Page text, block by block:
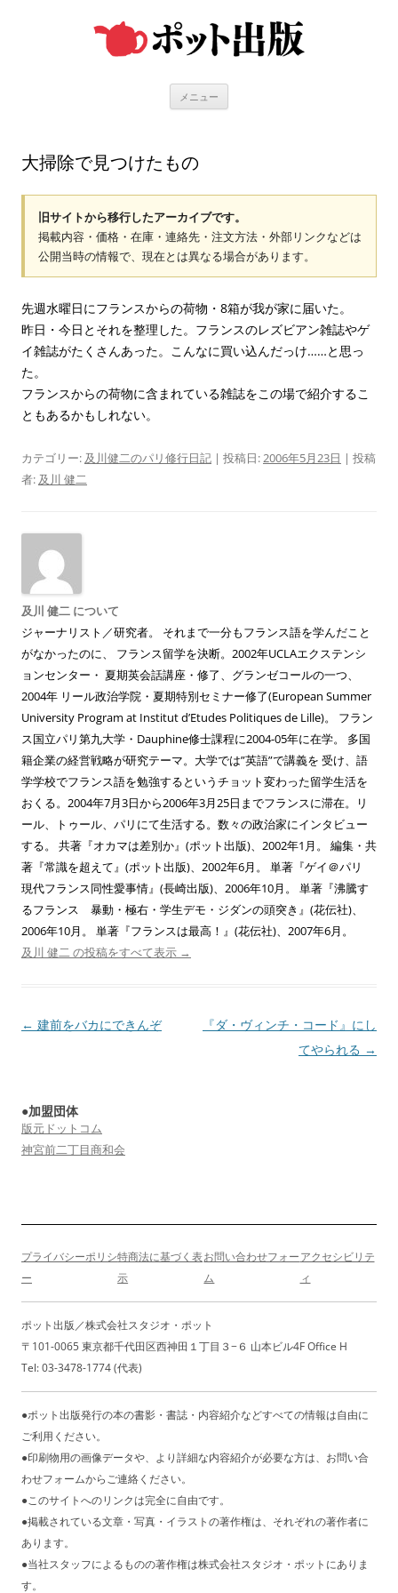
メニュー
大掃除で見つけたもの
旧サイトから移行したアーカイブです。
掲載内容・価格・在庫・連絡先・注文方法・外部リンクなどは
公開当時の情報で、現在とは異なる場合があります。
先週水曜日にフランスからの荷物・8箱が我が家に届いた。
昨日・今日とそれを整理した。フランスのレズビアン雑誌やゲ
イ雑誌がたくさんあった。こんなに買い込んだっけ……と思っ
た。
フランスからの荷物に含まれている雑誌をこの場で紹介するこ
ともあるかもしれない。
カテゴリー: 及川健二のパリ修行日記 | 投稿日: 2006年5月23日 | 投稿
者: 及川 健二
及川 健二 について
ジャーナリスト／研究者。 それまで一分もフランス語を学んだこと
がなかったのに、 フランス留学を決断。2002年UCLAエクステンシ
ョンセンター・ 夏期英会話講座・修了、グランゼコールの一つ、
2004年 リール政治学院・夏期特別セミナー修了(European Summer
University Program at Institut d’Etudes Politiques de Lille)。 フラン
ス国立パリ第九大学・Dauphine修士課程に2004-05年に在学。 多国
籍企業の経営戦略が研究テーマ。大学では”英語”で講義を 受け、語
学学校でフランス語を勉強するというチョット変わった留学生活を
おくる。2004年7月3日から2006年3月25日までフランスに滞在。リ
ール、トゥール、パリにて生活する。数々の政治家にインタビュー
する。 共著『オカマは差別か』(ポット出版)、2002年1月。 編集・共
著『常識を超えて』(ポット出版)、2002年6月。 単著『ゲイ＠パリ
現代フランス同性愛事情』(長崎出版)、2006年10月。 単著『沸騰す
るフランス 暴動・極右・学生デモ・ジダンの頭突き』(花伝社)、
2006年10月。 単著『フランスは最高！』(花伝社)、2007年6月。
及川 健二 の投稿をすべて表示 →
投
ゲ
ー
ン
← 建前をバカにできんぞ
『ダ・ヴィンチ・コード』にし
てやられる →
●加盟団体
版元ドットコム
神宮前二丁目商和会
プライバシーポリシ
ー
特商法に基づく表
示
お問い合わせフォー
ム
アクセシビリテ
ィ
ポット出版／株式会社スタジオ・ポット
〒101-0065 東京都千代田区西神田１丁目３−６ 山本ビル4F Office H
Tel: 03-3478-1774 (代表)
●ポット出版発行の本の書影・書誌・内容紹介などすべての情報は自由に
ご利用ください。
●印刷物用の画像データや、より詳細な内容紹介が必要な方は、お問い合
わせフォームからご連絡ください。
●このサイトへのリンクは完全に自由です。
●掲載されている文章・写真・イラストの著作権は、それぞれの著作者に
あります。
●当社スタッフによるものの著作権は株式会社スタジオ・ポットにありま
す。